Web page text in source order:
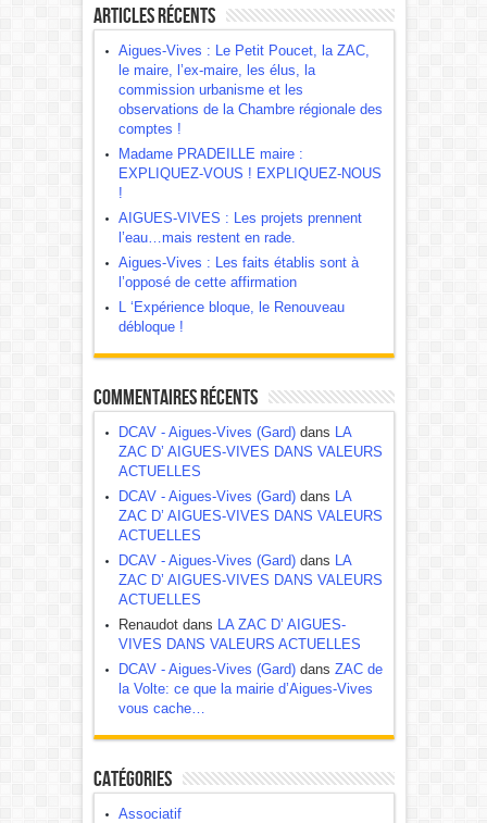
Articles récents
Aigues-Vives : Le Petit Poucet, la ZAC,
le maire, l’ex-maire, les élus, la
commission urbanisme et les
observations de la Chambre régionale des
comptes !
Madame PRADEILLE maire :
EXPLIQUEZ-VOUS ! EXPLIQUEZ-NOUS
!
AIGUES-VIVES : Les projets prennent
l’eau…mais restent en rade.
Aigues-Vives : Les faits établis sont à
l’opposé de cette affirmation
L ‘Expérience bloque, le Renouveau
débloque !
Commentaires récents
DCAV - Aigues-Vives (Gard)dans LA
ZAC D’ AIGUES-VIVES DANS VALEURS
ACTUELLES
DCAV - Aigues-Vives (Gard)dans LA
ZAC D’ AIGUES-VIVES DANS VALEURS
ACTUELLES
DCAV - Aigues-Vives (Gard)dans LA
ZAC D’ AIGUES-VIVES DANS VALEURS
ACTUELLES
Renaudot dans LA ZAC D’ AIGUES-
VIVES DANS VALEURS ACTUELLES
DCAV - Aigues-Vives (Gard)dans ZAC de
la Volte: ce que la mairie d’Aigues-Vives
vous cache…
Catégories
Associatif